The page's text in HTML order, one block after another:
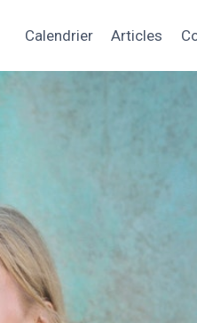
Calendrier Articles